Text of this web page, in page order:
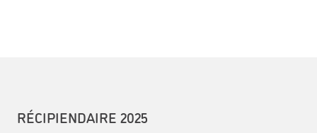
RÉCIPIENDAIRE 2025